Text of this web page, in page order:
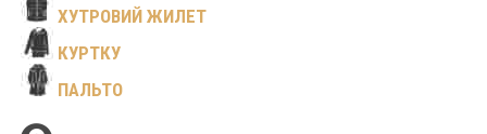
ХУТРОВИЙ ЖИЛЕТ
КУРТКУ
ПАЛЬТО